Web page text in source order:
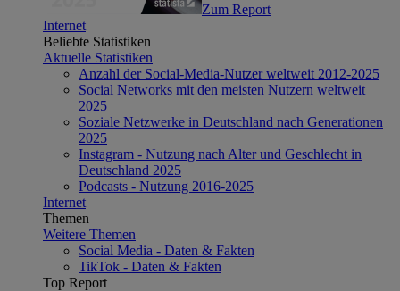
Zum Report
Internet
Beliebte Statistiken
Aktuelle Statistiken
Anzahl der Social-Media-Nutzer weltweit 2012-2025
Social Networks mit den meisten Nutzern weltweit
2025
Soziale Netzwerke in Deutschland nach Generationen
2025
Instagram - Nutzung nach Alter und Geschlecht in
Deutschland 2025
Podcasts - Nutzung 2016-2025
Internet
Themen
Weitere Themen
Social Media - Daten & Fakten
TikTok - Daten & Fakten
Top Report